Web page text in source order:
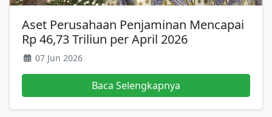
Aset Perusahaan Penjaminan Mencapai
Rp 46,73 Triliun per April 2026
07 Jun 2026
Baca Selengkapnya